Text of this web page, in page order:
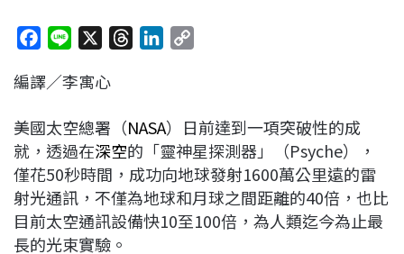
c
b
o
o
k
n
a
d
s
e
d
I
n
L
i
n
k
編譯／李寓心
美國太空總署（NASA）日前達到一項突破性的成
就，透過在深空的「靈神星探測器」（Psyche），
僅花50秒時間，成功向地球發射1600萬公里遠的雷
射光通訊，不僅為地球和月球之間距離的40倍，也比
目前太空通訊設備快10至100倍，為人類迄今為止最
長的光束實驗。